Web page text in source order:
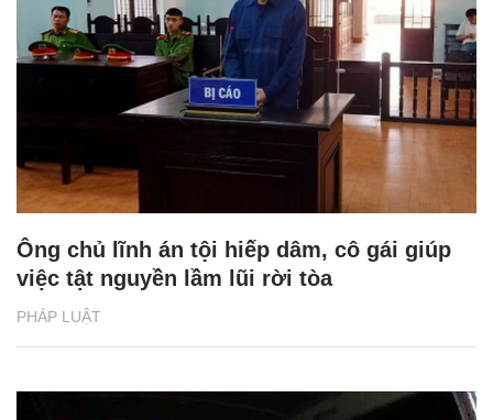
PHÁP LUẬT
Ông chủ lĩnh án tội hiếp dâm, cô gái giúp
việc tật nguyền lầm lũi rời tòa